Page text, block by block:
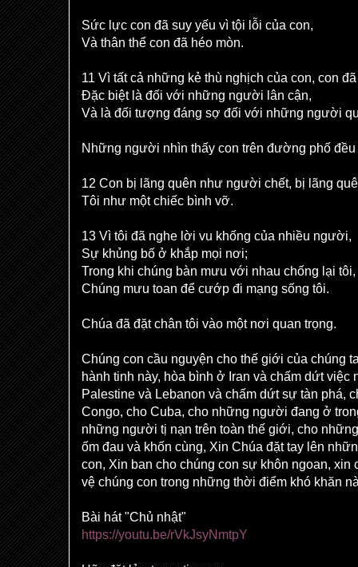
Sức lực con đã suy yếu vì tội lỗi của con,
Và thân thể con đã héo mòn.
11 Vì tất cả những kẻ thù nghịch của con, con
Đặc biệt là đối với những người lân cận,
Và là đối tượng đáng sợ đối với những người
Những người nhìn thấy con trên đường phố đều
12 Con bị lãng quên như người chết, bị lãng
Tôi như một chiếc bình vỡ.
13 Vì tôi đã nghe lời vu khống của nhiều người,
Sự khủng bố ở khắp mọi nơi;
Trong khi chúng bàn mưu với nhau chống lại tôi,
Chúng mưu toan để cướp đi mạng sống tôi.
Chúa đã đặt chân tôi vào một nơi quan trọng.
Chúng con cầu nguyện cho thế giới của chúng
hành tinh này, hòa bình ở Iran và chấm dứt việc
Palestine và Lebanon và chấm dứt sự tàn phá,
Congo, cho Cuba, cho những người đang ở
những người tị nạn trên toàn thế giới, cho
ốm đau và khốn cùng, Xin Chúa đặt tay lên
con, Xin ban cho chúng con sự khôn ngoan, xin
vệ chúng con trong những thời điểm khó khăn
Bài hát "Chủ nhật"
https://youtu.be/rVkJsyNmtpY